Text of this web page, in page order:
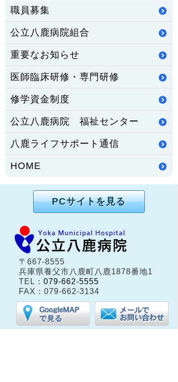
職員募集
公立八鹿病院組合
重要なお知らせ
医師臨床研修・専門研修
修学資金制度
公立八鹿病院 福祉センター
八鹿ライフサポート通信
HOME
PCサイトを見る
〒667-8555
兵庫県養父市八鹿町八鹿1878番地1
TEL： 079-662-5555
FAX：079-662-3134